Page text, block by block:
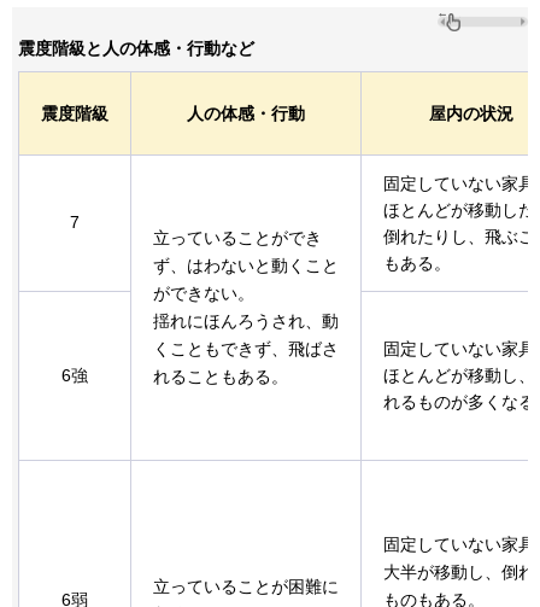
震度階級と人の体感・行動など
震度階級 人の体感・行動 屋内の状況
7
立っていることができ
ず、はわないと動くこと
ができない。
揺れにほんろうされ、動
くこともできず、飛ばさ
れることもある。
固定していない家具
ほとんどが移動した
倒れたりし、飛ぶこ
もある。
6強
固定していない家具
ほとんどが移動し、
れるものが多くなる
6弱
立っていることが困難に
固定していない家具
大半が移動し、倒れ
ものもある。